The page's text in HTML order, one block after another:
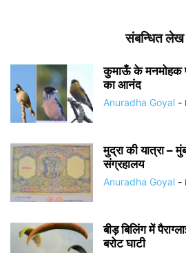
संबन्धित लेख
कुमाऊँ के मनमोहक
का आनंद
Anuradha Goyal -
मुद्रा की यात्रा –
संग्रहालय
Anuradha Goyal -
बीड़ बिलिंग में
बरोट घाटी